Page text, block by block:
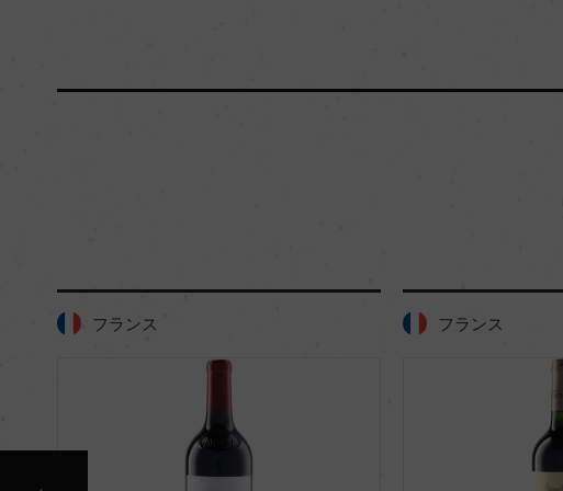
フランス フランス